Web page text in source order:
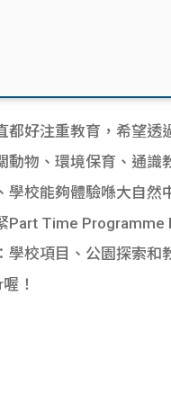
都好注重教育，希望透
動物、環境保育、通識
學校能夠體驗喺大自然
Part Time Programme
學校項目、公園探索和
！